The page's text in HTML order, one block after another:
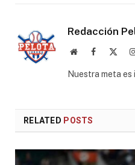
Redacción
WebsiteFacebook
Nuestra meta
RELATED POSTS